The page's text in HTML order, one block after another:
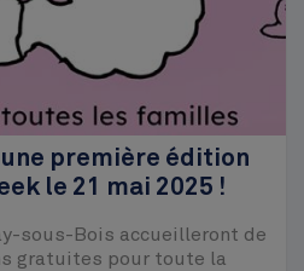
première édition
le 21 mai 2025 !
sous-Bois accueilleront de
gratuites pour toute la